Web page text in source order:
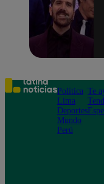
Política
Lima
Deportes
Mundo
Perú
Te